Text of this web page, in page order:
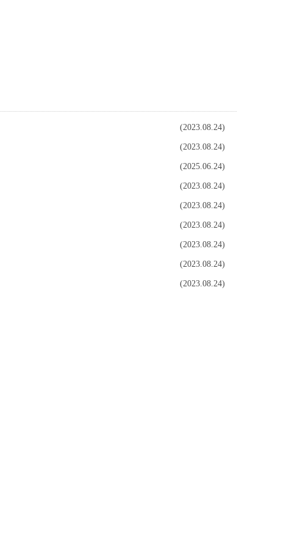
(2023.08.24)
(2023.08.24)
(2025.06.24)
(2023.08.24)
(2023.08.24)
(2023.08.24)
(2023.08.24)
(2023.08.24)
(2023.08.24)